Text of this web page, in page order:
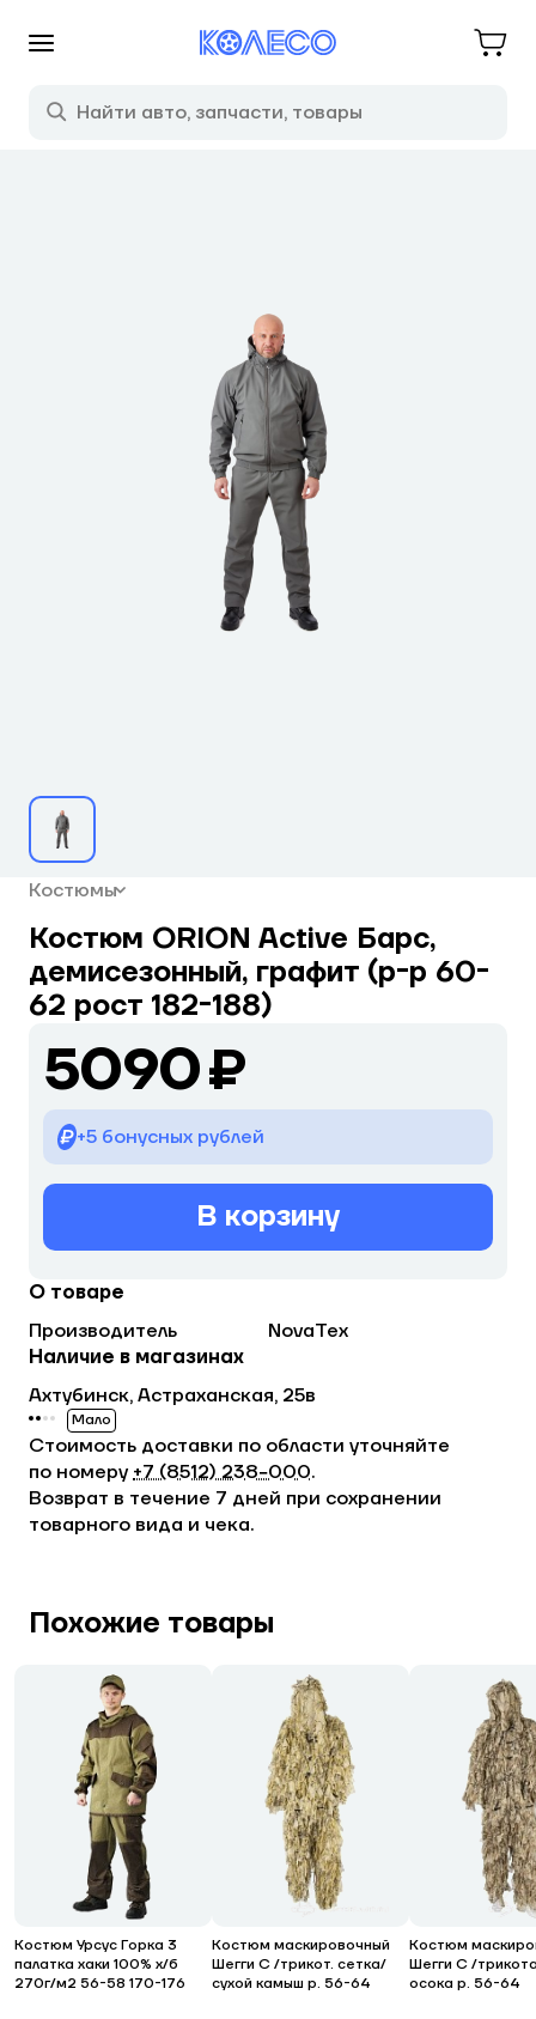
Костюмы
Костюм ORION Active Барс,
демисезонный, графит (р-р 60-
62 рост 182-188)
5090 ₽
+5 бонусных рублей
В корзину
О товаре
Производитель
NovaTex
Стоимость доставки по области уточняйте
по номеру +7 (8512) 238−000.
Возврат в течение 7 дней при сохранении
товарного вида и чека.
Наличие в магазинах
Ахтубинск, Астраханская, 25в
Мало
Похожие товары
Костюм Урсус Горка 3
палатка хаки 100% х/б
270г/м2 56-58 170-176
Костюм маскировочный
Шегги С /трикот. сетка/
сухой камыш р. 56-64
Костюм
Шегги С /
осока р. 56-64